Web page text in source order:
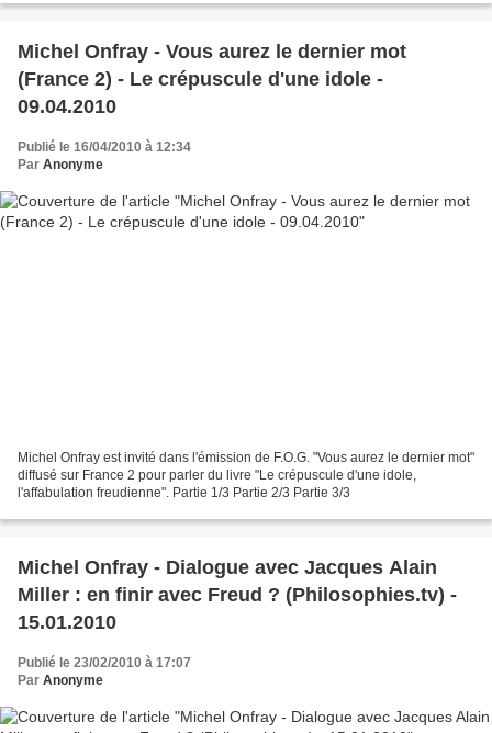
Michel Onfray - Vous aurez le dernier mot
(France 2) - Le crépuscule d'une idole -
09.04.2010
Publié le 16/04/2010 à 12:34
Par Anonyme
Michel Onfray est invité dans l'émission de F.O.G. "Vous aurez le dernier mot"
diffusé sur France 2 pour parler du livre "Le crépuscule d'une idole,
l'affabulation freudienne". Partie 1/3 Partie 2/3 Partie 3/3
Michel Onfray - Dialogue avec Jacques Alain
Miller : en finir avec Freud ? (Philosophies.tv) -
15.01.2010
Publié le 23/02/2010 à 17:07
Par Anonyme